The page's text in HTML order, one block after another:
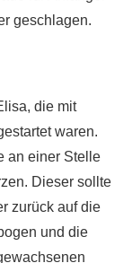
geschlagen.
die mit
waren.
an einer Stelle
Dieser sollte
zurück auf die
und die